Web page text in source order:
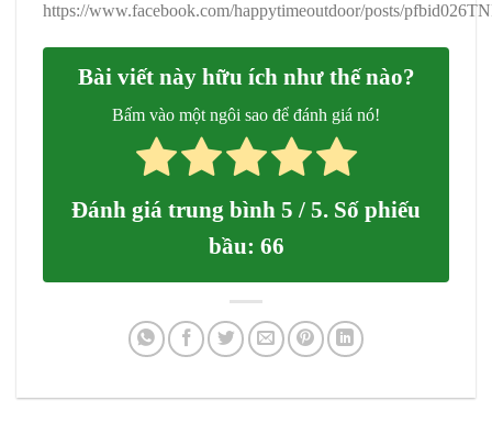
https://www.facebook.com/happytimeoutdoor/posts/
Bài viết này hữu ích như thế nào?
Bấm vào một ngôi sao để đánh giá nó!
Đánh giá trung bình 5 / 5. Số phiếu
bầu: 66